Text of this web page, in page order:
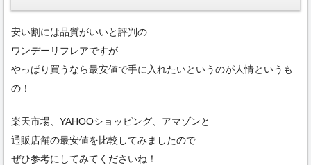
安い割には品質がいいと評判の
ワンデーリフレアですが
やっぱり買うなら最安値で手に入れたいというのが人情というも
の！
楽天市場、YAHOOショッピング、アマゾンと
通販店舗の最安値を比較してみましたので
ぜひ参考にしてみてくださいね！